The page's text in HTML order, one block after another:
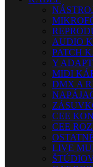
AUDIO
PATCH
Y
MIDI
DMX A
CEE
CEE
LIVE